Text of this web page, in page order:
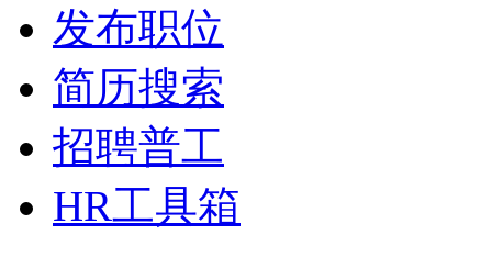
发布职位
简历搜索
招聘普工
HR工具箱